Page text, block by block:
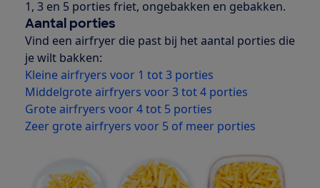
1, 3 en 5 porties friet, ongebakken en gebakken.
Aantal porties
Vind een airfryer die past bij het aantal porties die
je wilt bakken:
Kleine airfryers voor 1 tot 3 porties
Middelgrote airfryers voor 3 tot 4 porties
Grote airfryers voor 4 tot 5 porties
Zeer grote airfryers voor 5 of meer porties